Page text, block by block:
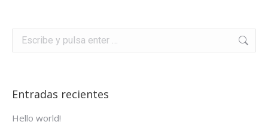
Buscar:
Entradas recientes
Hello world!